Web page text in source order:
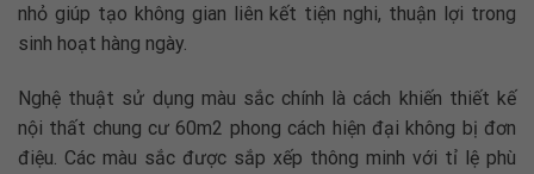
nhỏ giúp tạo không gian liên kết tiện nghi, thuận lợi trong
sinh hoạt hàng ngày.
Nghệ thuật sử dụng màu sắc chính là cách khiến thiết kế
nội thất chung cư 60m2 phong cách hiện đại không bị đơn
điệu. Các màu sắc được sắp xếp thông minh với tỉ lệ phù